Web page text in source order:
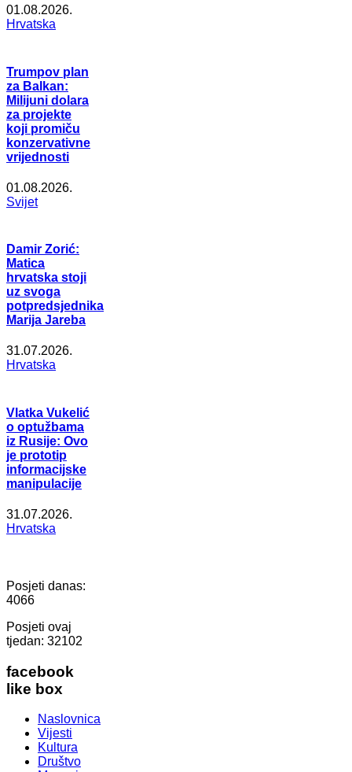
01.08.2026.
Hrvatska
Trumpov plan
za Balkan:
Milijuni dolara
za projekte
koji promiču
konzervativne
vrijednosti
01.08.2026.
Svijet
Damir Zorić:
Matica
hrvatska stoji
uz svoga
potpredsjednika
Marija Jareba
31.07.2026.
Hrvatska
Vlatka Vukelić
o optužbama
iz Rusije: Ovo
je prototip
informacijske
manipulacije
31.07.2026.
Hrvatska
Posjeti danas:
4066
Posjeti ovaj
tjedan: 32102
facebook
like box
Naslovnica
Vijesti
Kultura
Društvo